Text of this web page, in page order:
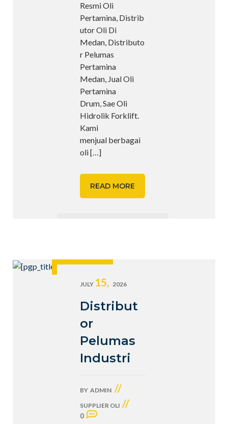
Resmi Oli
Pertamina, Distrib
utor Oli Di
Medan, Distributo
r Pelumas
Pertamina
Medan, Jual Oli
Pertamina
Drum, Sae Oli
Hidrolik Forklift.
Kami
menjual berbagai
oli[…]
READ MORE
JULY 15, 2026
Distribut
or
Pelumas
Industri
BY ADMIN //
SUPPLIER OLI //
0